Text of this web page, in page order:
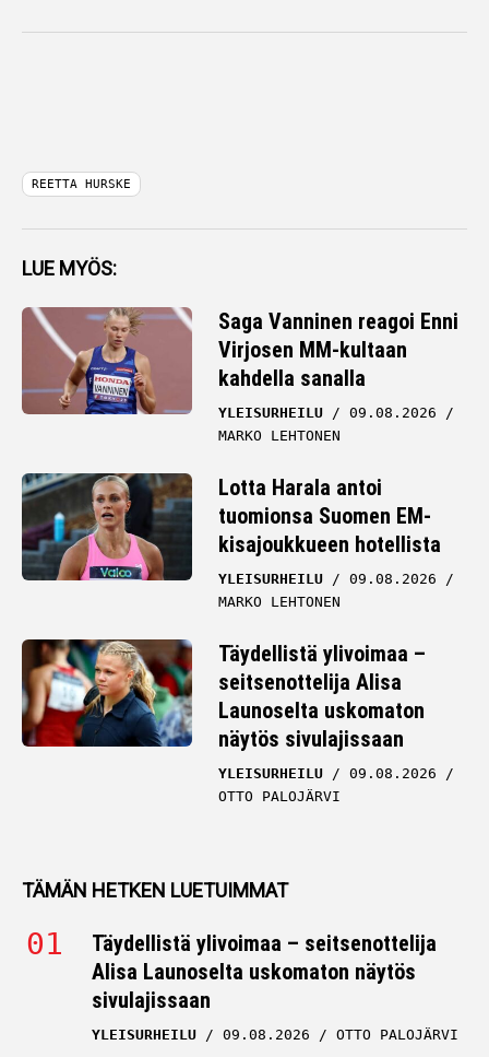
REETTA HURSKE
LUE MYÖS:
Saga Vanninen reagoi Enni
Virjosen MM-kultaan
kahdella sanalla
YLEISURHEILU
09.08.2026
MARKO LEHTONEN
Lotta Harala antoi
tuomionsa Suomen EM-
kisajoukkueen hotellista
YLEISURHEILU
09.08.2026
MARKO LEHTONEN
Täydellistä ylivoimaa –
seitsenottelija Alisa
Launoselta uskomaton
näytös sivulajissaan
YLEISURHEILU
09.08.2026
OTTO PALOJÄRVI
TÄMÄN HETKEN LUETUIMMAT
Täydellistä ylivoimaa – seitsenottelija
Alisa Launoselta uskomaton näytös
sivulajissaan
YLEISURHEILU 09.08.2026 OTTO PALOJÄRVI